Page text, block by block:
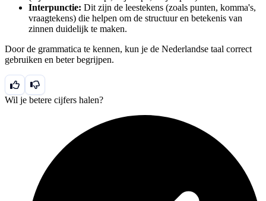
Interpunctie: Dit zijn de leestekens (zoals punten, komma's,
vraagtekens) die helpen om de structuur en betekenis van
zinnen duidelijk te maken.
Door de grammatica te kennen, kun je de Nederlandse taal correct
gebruiken en beter begrijpen.
Wil je betere cijfers halen?